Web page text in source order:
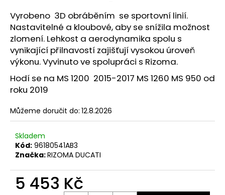
Vyrobeno 3D obráběním se sportovní linií.
Nastavitelné a kloubové, aby se snížila možnost
zlomení. Lehkost a aerodynamika spolu s
vynikající přilnavostí zajišťují vysokou úroveň
výkonu. Vyvinuto ve spolupráci s Rizoma.
Hodí se na MS 1200 2015-2017 MS 1260 MS 950 od
roku 2019
Můžeme doručit do: 12.8.2026
Skladem
Kód: 96180541AB3
Značka:RIZOMA DUCATI
5 453 Kč
a
j
í
t
?
HLEDAT
D
o
p